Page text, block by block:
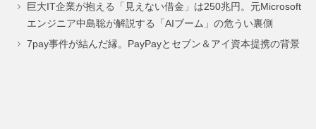
ー
ジ
ー
ジ
ー
ジ
巨大IT企業が抱える「見えない借金」は250兆円。元Microsoft
エンジニア中島聡が解説する「AIブーム」の危うい裏側
7pay事件が結んだ縁。PayPayとセブン＆アイ資本提携の背景